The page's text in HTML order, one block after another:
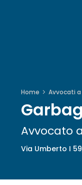
Home Avvocati a
Avvocato
Via Umberto I